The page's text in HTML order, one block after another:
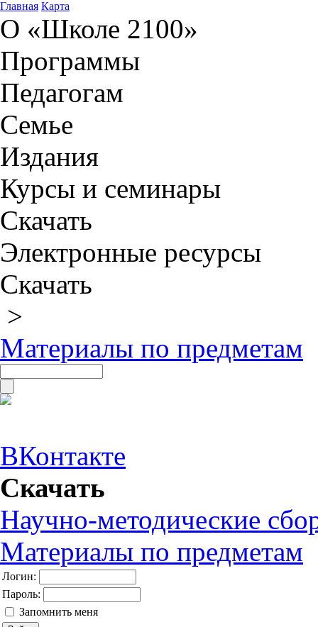
Главная Карта
О «Школе 2100»
Программы
Педагогам
Семье
Издания
Курсы и семинары
Скачать
Электронные ресурсы
Скачать
>
Материалы по предметам
ВКонтакте
Скачать
Научно-методические
Материалы по предметам
Логин:
Пароль:
Запомнить меня